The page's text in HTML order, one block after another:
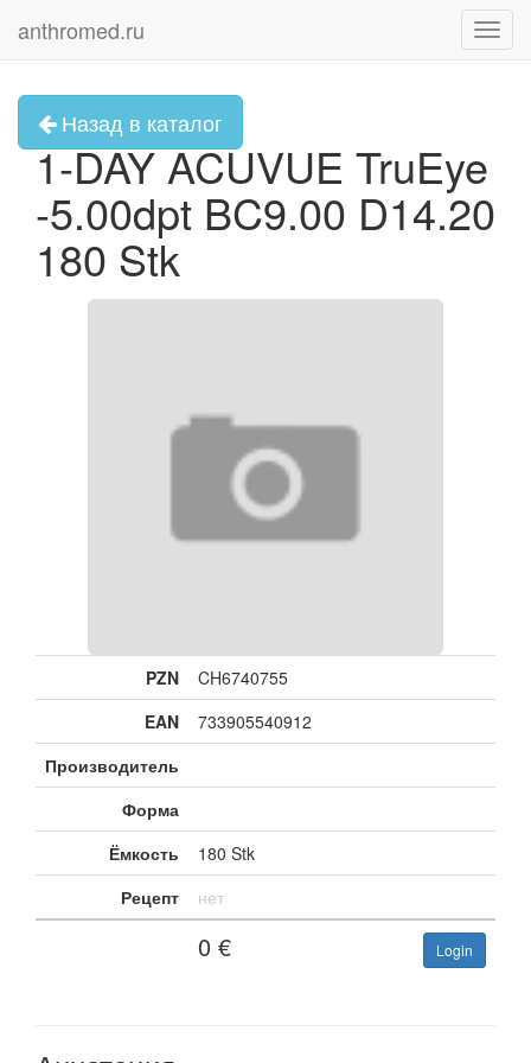
anthromed.ru
Назад в каталог
1-DAY ACUVUE TruEye
-5.00dpt BC9.00 D14.20
180 Stk
PZN
CH6740755
EAN
733905540912
Производитель
Форма
Ёмкость
180 Stk
Рецепт
нет
0 € Login